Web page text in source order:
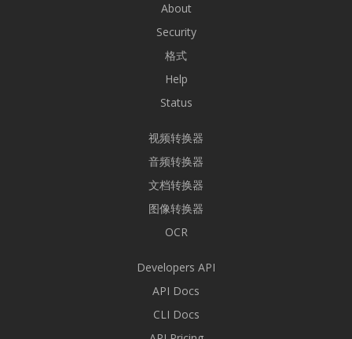
About
Security
格式
Help
Status
视频转换器
音频转换器
文档转换器
图像转换器
OCR
Developers API
API Docs
CLI Docs